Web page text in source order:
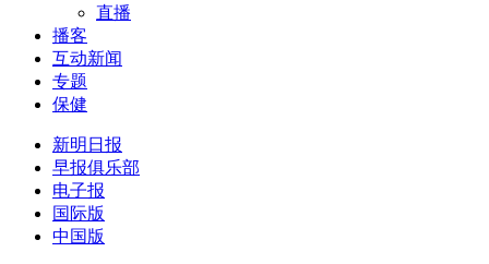
直播
播客
互动新闻
专题
保健
新明日报
早报俱乐部
电子报
国际版
中国版